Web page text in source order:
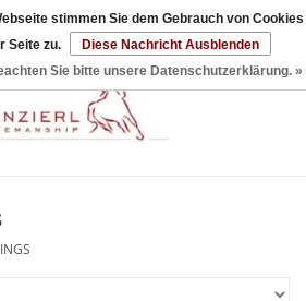
0 Artikel - €0,00
stimmen Sie dem Gebrauch von Cookies
Seite zu.
Diese Nachricht Ausblenden
Sie bitte unsere Datenschutzerklärung. »